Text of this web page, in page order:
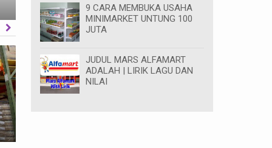
Unknown 2023-04-02
9 CARA MEMBUKA USAHA
MINIMARKET UNTUNG 100
JUTA
JUDUL MARS ALFAMART
ADALAH | LIRIK LAGU DAN
NILAI